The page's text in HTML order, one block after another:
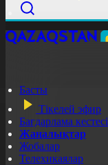
Басты
Тікелей эфир
Бағдарлама кестесі
Жаңалықтар
Жобалар
Телехикаялар